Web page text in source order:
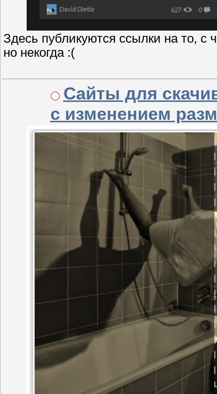
Здесь публикуются ссылки на то, с
но некогда :(
Сайты для
с изменением